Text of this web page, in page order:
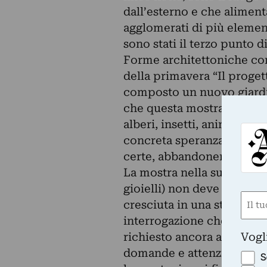
dall’esterno e che
agglomerati di più
sono stati il terzo punto
Forme architettoniche
della primavera “Il
composto un nuovo
che questa mostra ha
alberi, insetti, animali. Il
concreta speranza. Il
certe, abbandonerà le
La mostra nella sua
gioielli) non deve essere
cresciuta in una stretta
interrogazione che è
richiesto ancora
domande e attenzioni
Nome